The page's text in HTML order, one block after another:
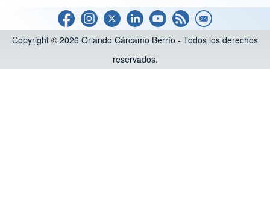
Copyright © 2026 Orlando Cárcamo Berrío - Todos los derechos
reservados.